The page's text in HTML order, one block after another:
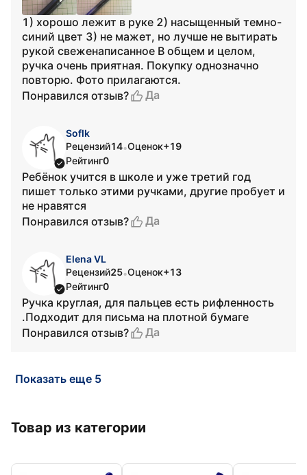
1) хорошо лежит в руке 2) насыщенный темно-
синий цвет 3) не мажет, но лучше не вытирать
рукой свеженаписанное В общем и целом,
ручка очень приятная. Покупку однозначно
повторю. Фото прилагаются.
Понравился отзыв?
Да
SofIk
Рецензий14•Оценок+19
Рейтинг0
Ребёнок учится в школе и уже третий год
пишет только этими ручками, другие пробует и
не нравятся
Понравился отзыв?
Да
Elena VL
Рецензий25•Оценок+13
Рейтинг0
Ручка круглая, для пальцев есть рифленность
.Подходит для письма на плотной бумаге
Понравился отзыв?
Да
Показать еще 5
Товар из категории